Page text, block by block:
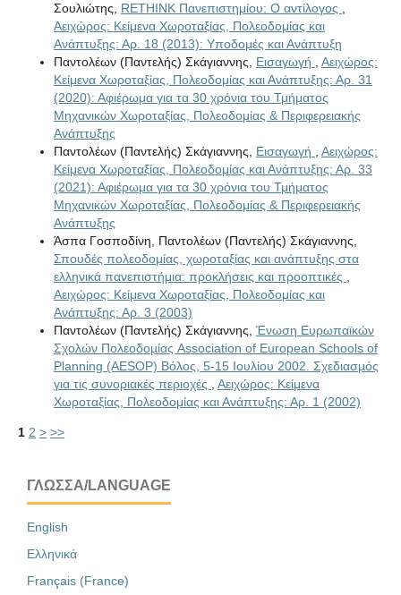
Σουλιώτης, RETHINK Πανεπιστημίου: Ο αντίλογος
Αειχώρος: Κείμενα Χωροταξίας, Πολεοδομίας και
Ανάπτυξης: Αρ. 18 (2013): Υποδομές και Ανάπτυξη
Παντολέων (Παντελής) Σκάγιαννης, Εισαγωγή
Αειχώρος:
Κείμενα Χωροταξίας, Πολεοδομίας και Ανάπτυξης: Αρ. 31
(2020): Αφιέρωμα για τα 30 χρόνια του Τμήματος
Μηχανικών Χωροταξίας, Πολεοδομίας & Περιφερειακής
Ανάπτυξης
Παντολέων (Παντελής) Σκάγιαννης, Εισαγωγή
Αειχώρος:
Κείμενα Χωροταξίας, Πολεοδομίας και Ανάπτυξης: Αρ. 33
(2021): Αφιέρωμα για τα 30 χρόνια του Τμήματος
Μηχανικών Χωροταξίας, Πολεοδομίας & Περιφερειακής
Ανάπτυξης
Άσπα Γοσποδίνη, Παντολέων (Παντελής) Σκάγιαννης,
Σπουδές πολεοδομίας, χωροταξίας και ανάπτυξης στα
ελληνικά πανεπιστήμια: προκλήσεις και προοπτικές
Αειχώρος: Κείμενα Χωροταξίας, Πολεοδομίας και
Ανάπτυξης: Αρ. 3 (2003)
Παντολέων (Παντελής) Σκάγιαννης, Ένωση Ευρωπαϊκών
Σχολών Πολεοδοµίας Association of European Schools of
Planning (AESOP) Βόλος, 5-15 Ιουλίου 2002. Σχεδιασµός
για τις συνοριακές περιοχές
Αειχώρος: Κείμενα
Χωροταξίας, Πολεοδομίας και Ανάπτυξης: Αρ. 1 (2002)
1 2 > >>
ΓΛΏΣΣΑ/LANGUAGE
English
Ελληνικά
Français (France)